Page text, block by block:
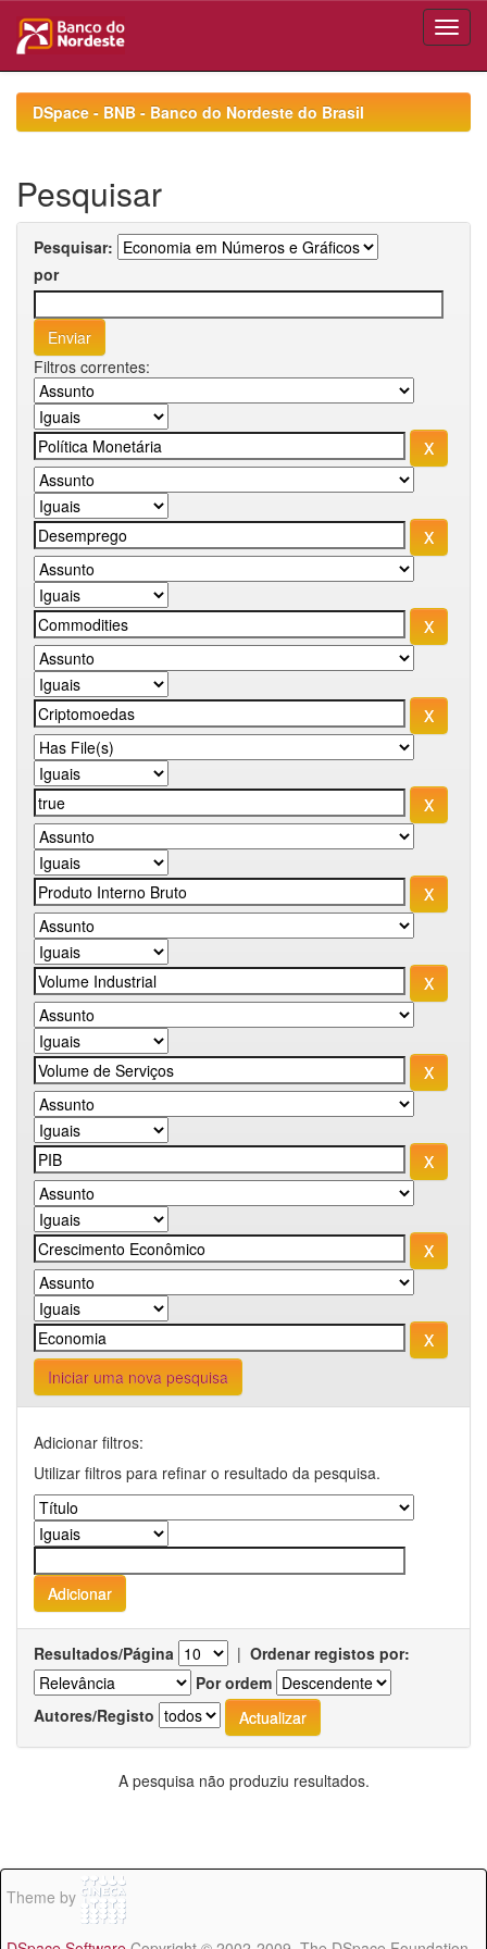
navigationDSpace - BNB - Banco do Nordeste do Brasil
Pesquisar
Pesquisar:
por
Filtros correntes:
Iniciar uma nova pesquisa
Adicionar filtros:
Utilizar filtros para refinar o resultado da pesquisa.
Resultados/Página | Ordenar registos por:
Por ordem
Autores/Registo
A pesquisa não produziu resultados.
Theme by